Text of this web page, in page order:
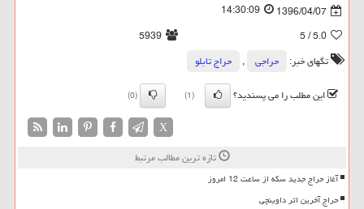
1396/04/07
14:30:09
5.0
/ 5
5939
تگهای خبر:
حراجی ,
حراج تابلو
این مطلب را می پسندید؟
(1)
(0)
X
تازه ترین مطالب مرتبط
آغاز حراج جدید سکه از ساعت 12 امروز
حراج آخرین اثر داوینچی